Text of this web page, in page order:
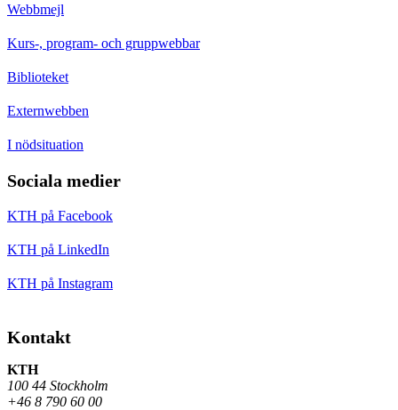
Webbmejl
Kurs-, program- och gruppwebbar
Biblioteket
Externwebben
I nödsituation
Sociala medier
KTH på Facebook
KTH på LinkedIn
KTH på Instagram
Kontakt
KTH
100 44 Stockholm
+46 8 790 60 00